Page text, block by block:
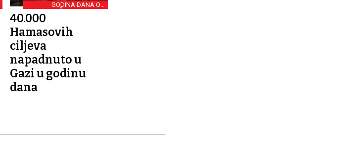
GODINA DANA OD
POČETKA SUKOBA
40.000
Hamasovih
ciljeva
napadnuto u
Gazi u godinu
dana